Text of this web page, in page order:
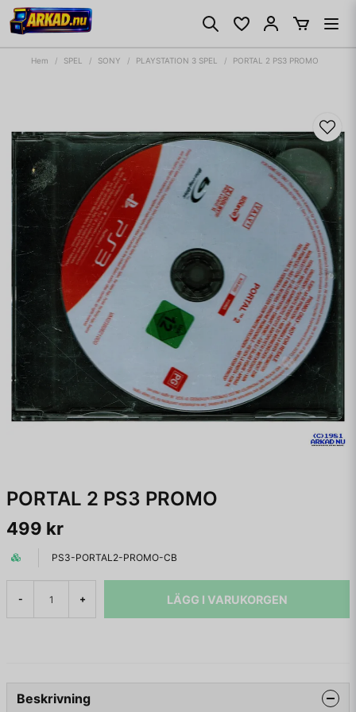
Hem SPEL SONY PLAYSTATION 3 SPEL PORTAL 2 PS3 PROMO
PORTAL 2 PS3 PROMO
499 kr
PS3-PORTAL2-PROMO-CB
- + LÄGG I VARUKORGEN
Beskrivning